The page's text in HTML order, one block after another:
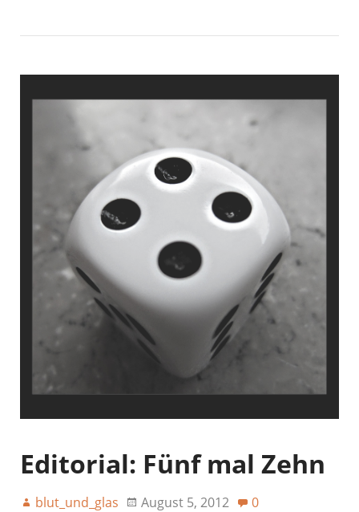
Editorial: Fünf mal Zehn
blut_und_glas August 5, 2012 0